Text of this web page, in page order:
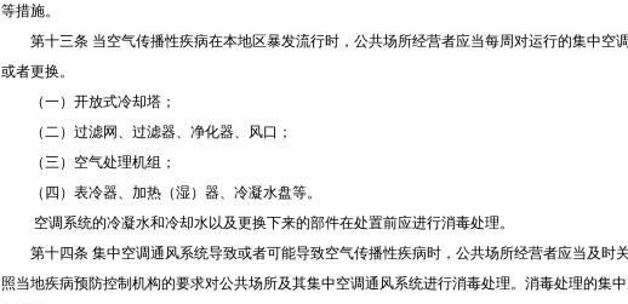
等措施。
第十三条 当空气传播性疾病在本地区暴发流行时，公共场所经营者应当每周对运行的集中空
或者更换。
（一）开放式冷却塔；
（二）过滤网、过滤器、净化器、风口；
（三）空气处理机组；
（四）表冷器、加热（湿）器、冷凝水盘等。
空调系统的冷凝水和冷却水以及更换下来的部件在处置前应进行消毒处理。
第十四条 集中空调通风系统导致或者可能导致空气传播性疾病时，公共场所经营者应当及时
照当地疾病预防控制机构的要求对公共场所及其集中空调通风系统进行消毒处理。消毒处理的集